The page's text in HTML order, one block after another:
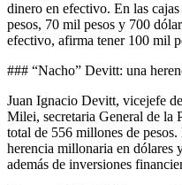
dinero en efectivo. En las
pesos, 70 mil pesos y 700
efectivo, afirma tener 100 mil
### “Nacho” Devitt: una
Juan Ignacio Devitt, vicejefe
Milei, secretaria General de la
total de 556 millones de
herencia millonaria en dólares
además de inversiones